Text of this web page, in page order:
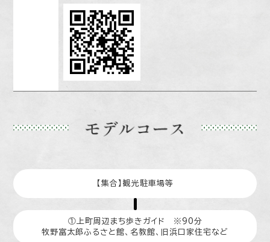
【集合】観光駐車場等
①上町周辺まち歩きガイド ※90分
牧野富太郎ふるさと館、名教館、旧浜口家住宅など